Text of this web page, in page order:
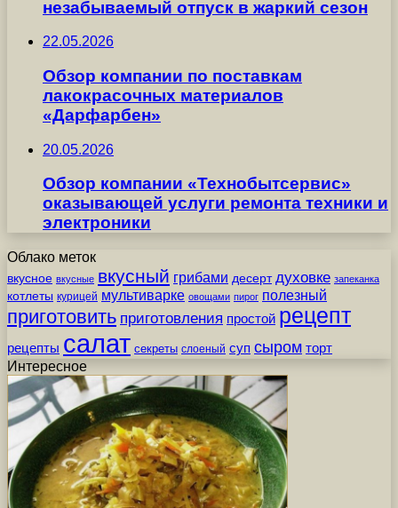
незабываемый отпуск в жаркий сезон
22.05.2026
Обзор компании по поставкам
лакокрасочных материалов
«Дарфарбен»
20.05.2026
Обзор компании «Технобытсервис»
оказывающей услуги ремонта техники и
электроники
Облако меток
вкусное вкусные вкусный грибами десерт духовке запеканка
котлеты курицей мультиварке овощами пирог полезный
приготовить приготовления простой рецепт
рецепты салат секреты слоеный суп сыром торт
Интересное